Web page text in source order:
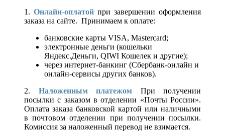
1. Онлайн-оплатой при завершении оформления
заказа на сайте. Принимаем к оплате:
банковские карты VISA, Mastercard;
электронные деньги (кошельки
Яндекс.Деньги, QIWI Кошелек и другие);
через интернет-банкинг (Сбербанк-онлайн и
онлайн-сервисы других банков).
2. Наложенным платежом При получении
посылки с заказом в отделении «Почты России».
Оплата заказа банковской картой или наличными
в почтовом отделении при получении посылки.
Комиссия за наложенный перевод не взимается.